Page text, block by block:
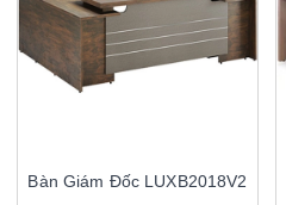
Bàn Giám Đốc LUXB2018V2